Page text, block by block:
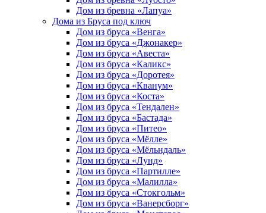
Дом из бревна «Лапуа»
Дома из Бруса под ключ
Дом из бруса «Венга»
Дом из бруса «Джонакер»
Дом из бруса «Авеста»
Дом из бруса «Каликс»
Дом из бруса «Доротея»
Дом из бруса «Кванум»
Дом из бруса «Коста»
Дом из бруса «Тендален»
Дом из бруса «Бастада»
Дом из бруса «Питео»
Дом из бруса «Мёлле»
Дом из бруса «Мёльндаль»
Дом из бруса «Лунд»
Дом из бруса «Партилле»
Дом из бруса «Малилла»
Дом из бруса «Стокгольм»
Дом из бруса «Ванерсборг»